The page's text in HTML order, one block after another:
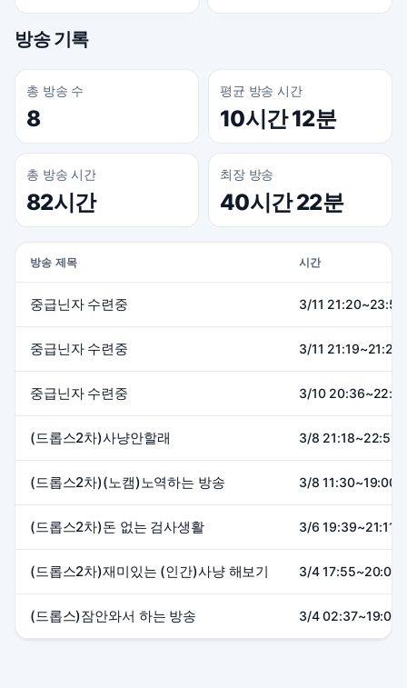
방송 기록
총 방송 수
8
평균 방송 시간
10시간 12분
총 방송 시간
82시간
최장 방송
40시간 22분
방송 제목 시간
중급닌자 수련중 3/11
중급닌자 수련중 3/11 21:19~21:27
중급닌자 수련중 3/10
(드롭스2차)사냥안할래 3/8 21:18~22:59
(드롭스2차)(노캠)노역하는 방송 3/8 11:30~19:00
(드롭스2차)돈 없는 검사생활 3/6 19:39~21:11
(드롭스2차)재미있는 (인간)사냥 해보기 3/4 17:55~20:06
(드롭스)잠안와서 하는 방송 3/4 02:37~19:00